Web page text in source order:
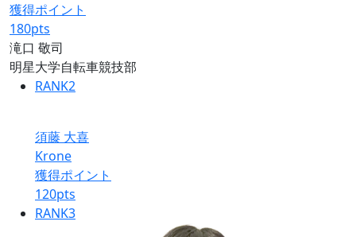
獲得ポイント
180pts
滝口 敬司
明星大学自転車競技部
RANK2
須藤 大喜
Krone
獲得ポイント
120pts
RANK3